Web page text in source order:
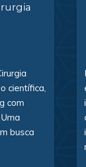
científica,
com
busca